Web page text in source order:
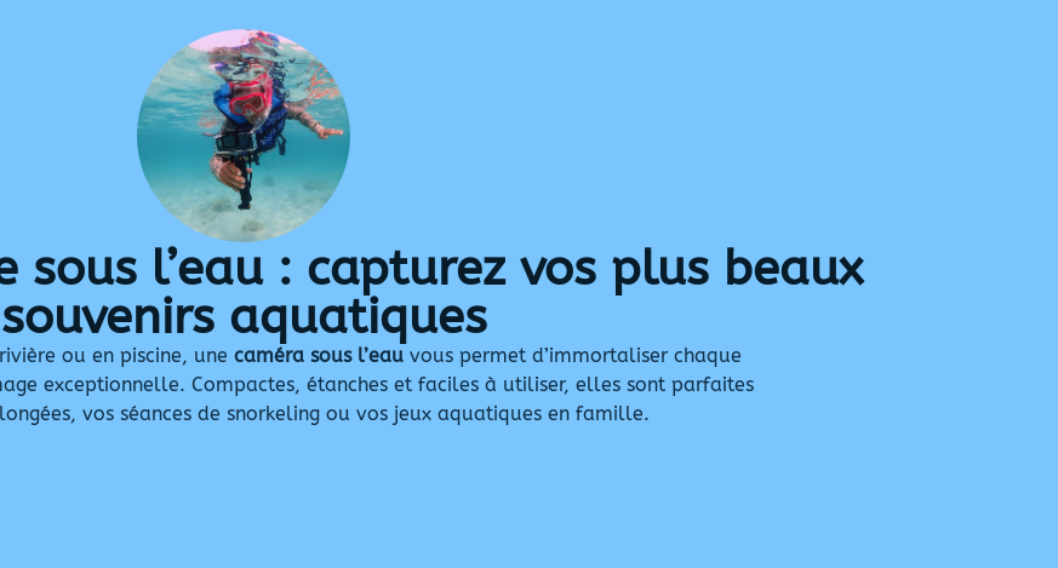
sous l’eau : capturez vos plus beaux
souvenirs aquatiques
ou en piscine, une caméra sous l’eauvous permet d’immortaliser chaque
exceptionnelle. Compactes, étanches et faciles à utiliser, elles sont parfaites
vos séances de snorkeling ou vos jeux aquatiques en famille.